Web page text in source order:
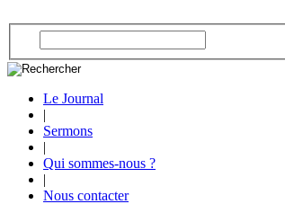
Le Journal
|
Sermons
|
Qui sommes-nous ?
|
Nous contacter